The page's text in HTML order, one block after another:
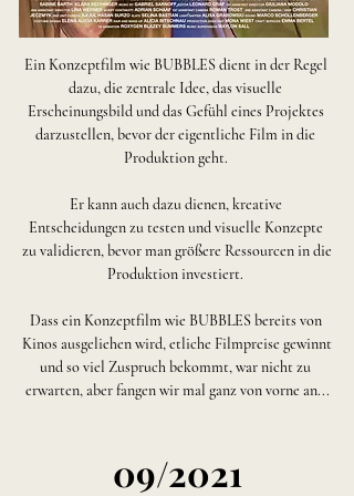
Ein Konzeptfilm wie BUBBLES dient in der Regel
dazu, die zentrale Idee, das visuelle
Erscheinungsbild und das Gefühl eines Projektes
darzustellen, bevor der eigentliche Film in die
Produktion geht.
Er kann auch dazu dienen, kreative
Entscheidungen zu testen und visuelle Konzepte
zu validieren, bevor man größere Ressourcen in die
Produktion investiert.
Dass ein Konzeptfilm wie BUBBLES bereits von
Kinos ausgeliehen wird, etliche Filmpreise gewinnt
und so viel Zuspruch bekommt, war nicht zu
erwarten, aber fangen wir mal ganz von vorne an...
09/2021
09/2021